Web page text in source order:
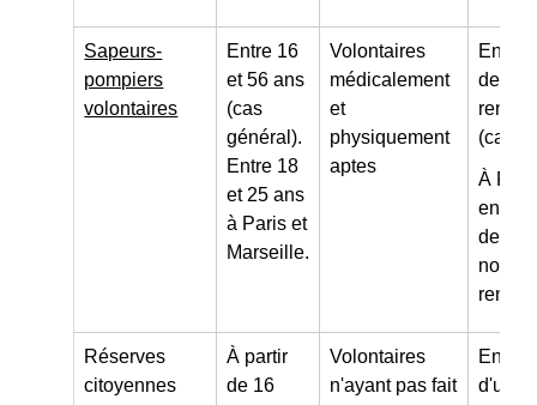
Sapeurs-
pompiers
volontaires
Entre 16
et 56 ans
(cas
général).
Entre 18
et 25 ans
à Paris et
Marseille.
Volontaires
médicalement
et
physiquement
aptes
de 5
(cas
À
de 10
non
Réserves
citoyennes
À partir
de 16
Volontaires
n'ayant pas fait
d'une